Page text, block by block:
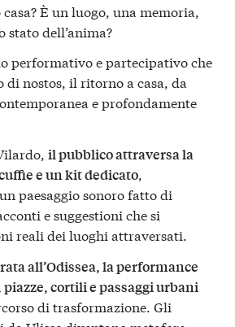
casa? È un luogo, una memoria,
stato dell’anima?
performativo e partecipativo che
di nostos, il ritorno a casa, da
e profondamente
il pubblico attraversa la
e un kit dedicato,
paesaggio sonoro fatto di
e suggestioni che si
reali dei luoghi attraversati.
all’Odissea, la performance
cortili e passaggi urbani
di trasformazione. Gli